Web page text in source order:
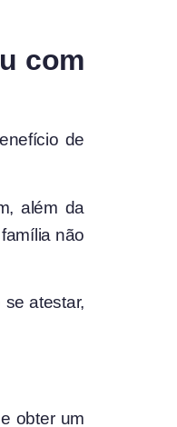
com
de
além da
não
atestar,
obter um